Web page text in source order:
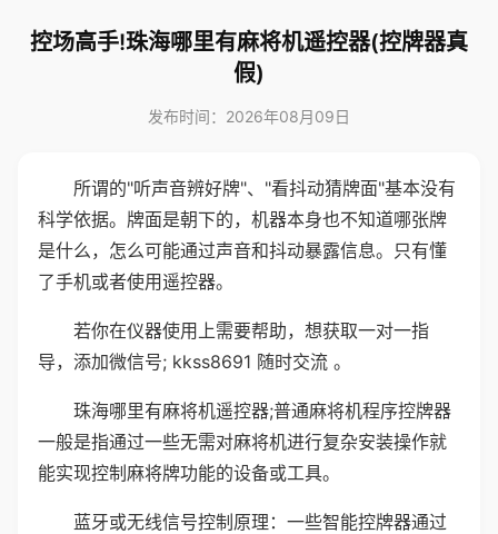
控场高手!珠海哪里有麻将机遥控器(控牌器真
假)
发布时间：2026年08月09日
所谓的"听声音辨好牌"、"看抖动猜牌面"基本没有
科学依据。牌面是朝下的，机器本身也不知道哪张牌
是什么，怎么可能通过声音和抖动暴露信息。只有懂
了手机或者使用遥控器。
若你在仪器使用上需要帮助，想获取一对一指
导，添加微信号; kkss8691 随时交流 。
珠海哪里有麻将机遥控器;普通麻将机程序控牌器
一般是指通过一些无需对麻将机进行复杂安装操作就
能实现控制麻将牌功能的设备或工具。
蓝牙或无线信号控制原理：一些智能控牌器通过